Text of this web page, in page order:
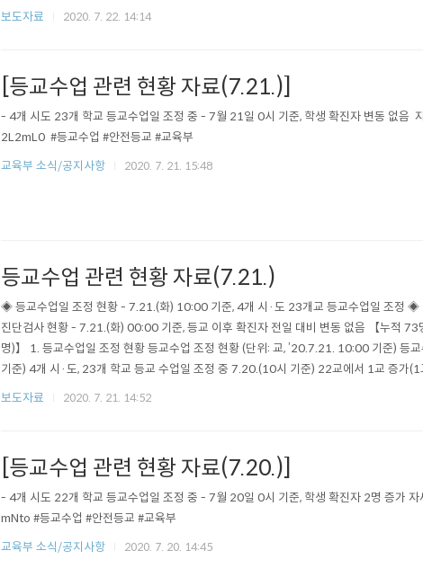
학생 미등교 사유 및 진단검사 현황 학생 미등교 사유별 현황 (7.21. 16시 기준) 등교 이
보도자료 2020. 7. 22. 14:14
[등교수업 관련 현황 자료(7.21.)]
- 4개 시도 23개 학교 등교수업일 조정 중 - 7월 21일 0시 기준, 학생 확진자 변동 없
2L2mL0 ​ #등교수업 #안전등교 #교육부
교육부 소식/공지사항
2020. 7. 21. 15:48
등교수업 관련 현황 자료(7.21.)
◈ 등교수업일 조정 현황 - 7.21.(화) 10:00 기준, 4개 시·도 23개교 등교수업일 조정 ◈
진단검사 현황 - 7.21.(화) 00:00 기준, 등교 이후 확진자 전일 대비 변동 없음 【누적
명)】 1. 등교수업일 조정 현황 등교수업 조정 현황 (단위: 교, ’20.7.21. 10:00 기준) 등
기준) 4개 시·도, 23개 학교 등교 수업일 조정 중 7.20.(10시 기준) 22교에서 1교 증가
업일 조정학교 : 서울 1교 2. 학생 미등교 사유 및 진단검사 현황 학생 미등교 사유별 현황
보도자료 2020. 7. 21. 14:52
[등교수업 관련 현황 자료(7.20.)]
- 4개 시도 22개 학교 등교수업일 조정 중 - 7월 20일 0시 기준, 학생 확진자 2명 증가
mNto #등교수업 #안전등교 #교육부
교육부 소식/공지사항
2020. 7. 20. 14:45